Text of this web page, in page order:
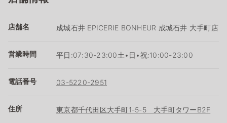
店舗名 成城石井 EPICERIE BONHEUR 成城石井 大手町店
営業時間 平日:07:30-23:00土•日•祝:10:00-23:00
電話番号 03-5220-2951
住所 東京都千代田区大手町1-5-5 大手町タワーB2F